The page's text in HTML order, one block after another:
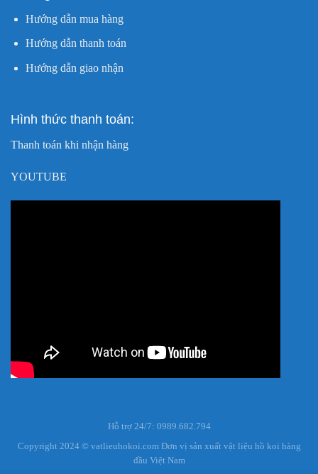
Hướng dẫn mua hàng
Hướng dẫn thanh toán
Hướng dẫn giao nhận
Hình thức thanh toán:
Thanh toán khi nhận hàng
YOUTUBE
Hỗ trợ 24/7: 0989.682.794
Copyright 2024 © vatlieuhokoi.com Đơn vị sản xuất vật liệu hồ koi hàng
đầu Việt Nam